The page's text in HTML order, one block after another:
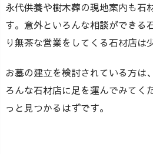
永代供養や樹木葬の現地案内も石
す。意外といろんな相談ができる
り無茶な営業をしてくる石材店は
お墓の建立を検討されている方は
ろんな石材店に足を運んでみてく
っと見つかるはずです。